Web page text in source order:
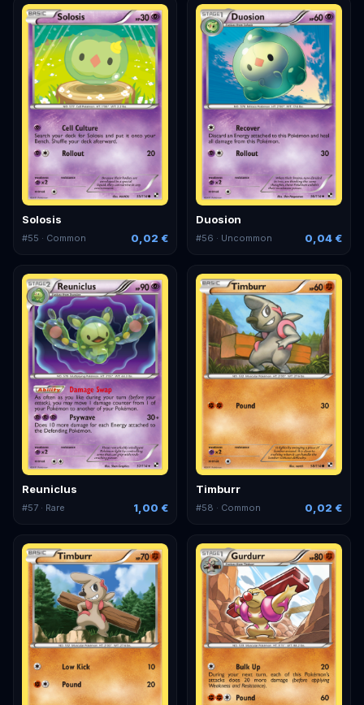
Solosis
#55 · Common 0,02 €
Duosion
#56 · Uncommon 0,04 €
Reuniclus
#57 · Rare 1,00 €
Timburr
#58 · Common 0,02 €